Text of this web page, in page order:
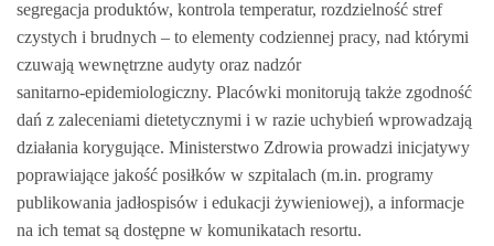
segregacja produktów, kontrola temperatur, rozdzielność stref
czystych i brudnych – to elementy codziennej pracy, nad którymi
czuwają wewnętrzne audyty oraz nadzór
sanitarno‑epidemiologiczny. Placówki monitorują także zgodność
dań z zaleceniami dietetycznymi i w razie uchybień wprowadzają
działania korygujące. Ministerstwo Zdrowia prowadzi inicjatywy
poprawiające jakość posiłków w szpitalach (m.in. programy
publikowania jadłospisów i edukacji żywieniowej), a informacje
na ich temat są dostępne w komunikatach resortu.